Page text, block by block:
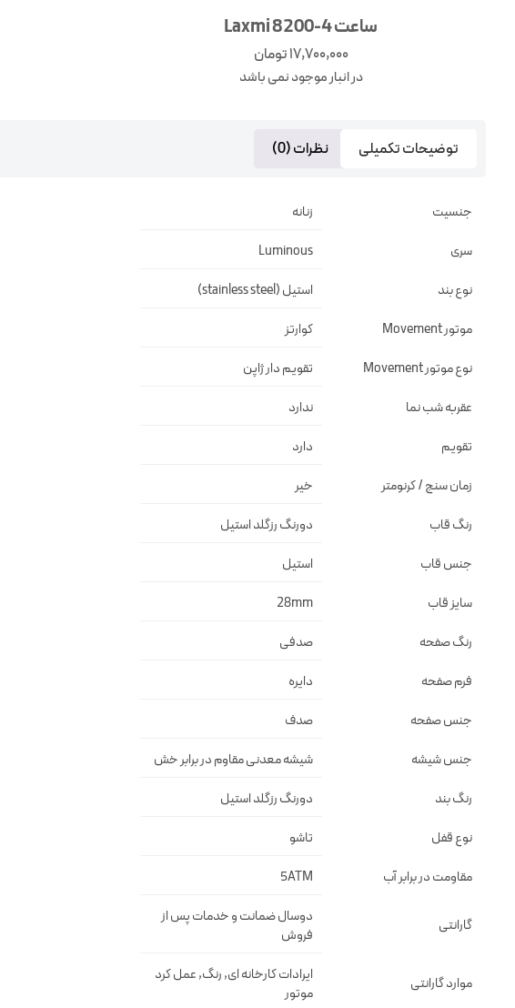
ساعت Laxmi 8200-4
17,700,000تومان
در انبار موجود نمی باشد
توضیحات تکمیلی نظرات (0)
جنسیت زنانه
سری Luminous
نوع بند استیل (stainless steel)
موتور Movement کوارتز
نوع موتور Movement تقويم دار ژاپن
عقربه شب نما ندارد
تقویم دارد
زمان سنج / کرنومتر خیر
رنگ قاب دورنگ رزگلد استيل
جنس قاب استيل
سایز قاب 28mm
رنگ صفحه صدفی
فرم صفحه دايره
جنس صفحه صدف
جنس شیشه شيشه معدنى مقاوم در برابر خش
رنگ بند دورنگ رزگلد استيل
نوع قفل تاشو
مقاومت در برابر آب 5ATM
گارانتی
دوسال ضمانت و خدمات پس از
فروش
موارد گارانتی
ایرادات کارخانه ای, رنگ, عمل کرد
موتور